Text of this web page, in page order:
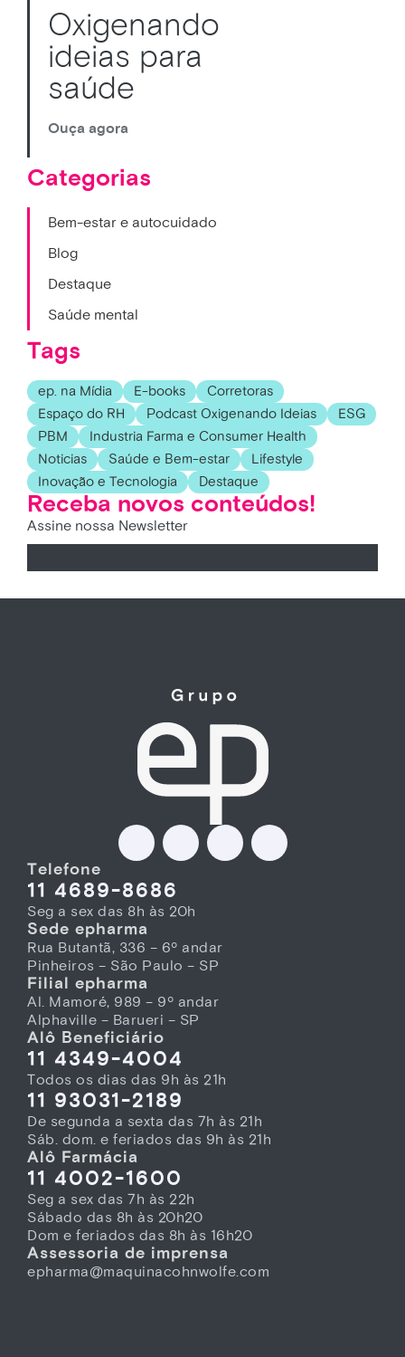
Oxigenando
ideias para
saúde
Ouça agora
Categorias
Bem-estar e autocuidado
Blog
Destaque
Saúde mental
Tags
ep. na Mídia E-books
Corretoras
Espaço do RH
Podcast Oxigenando Ideias
ESG
PBM
Industria Farma e Consumer Health
Noticias
Saúde e Bem-estar
Lifestyle
Inovação e Tecnologia
Destaque
Receba novos conteúdos!
Assine nossa Newsletter
Telefone
11 4689-8686
Seg a sex das 8h às 20h
Sede epharma
Rua Butantã, 336 – 6º andar
Pinheiros – São Paulo – SP
Filial epharma
Al. Mamoré, 989 – 9º andar
Alphaville – Barueri – SP
Alô Beneficiário
11 4349-4004
Todos os dias das 9h às 21h
11 93031-2189
De segunda a sexta das 7h às 21h
Sáb. dom. e feriados das 9h às 21h
Alô Farmácia
11 4002-1600
Seg a sex das 7h às 22h
Sábado das 8h às 20h20
Dom e feriados das 8h às 16h20
Assessoria de imprensa
epharma@maquinacohnwolfe.com